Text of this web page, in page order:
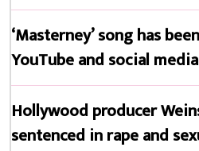
‘Masterney’ song has
YouTube and social media
Hollywood producer
sentenced in rape and